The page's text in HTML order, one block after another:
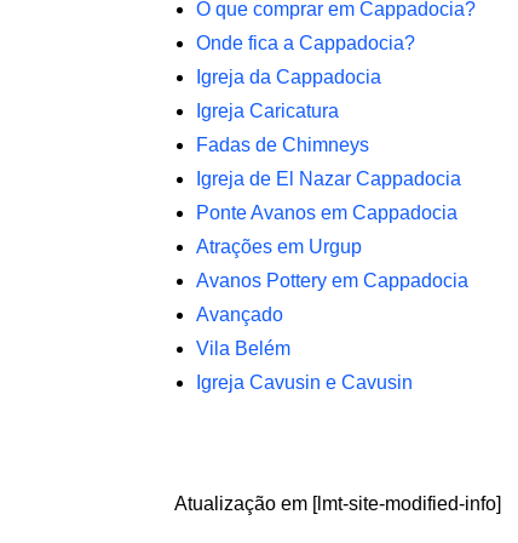
O que comprar em Cappadocia?
Onde fica a Cappadocia?
Igreja da Cappadocia
Igreja Caricatura
Fadas de Chimneys
Igreja de El Nazar Cappadocia
Ponte Avanos em Cappadocia
Atrações em Urgup
Avanos Pottery em Cappadocia
Avançado
Vila Belém
Igreja Cavusin e Cavusin
Atualização em [lmt-site-modified-info]